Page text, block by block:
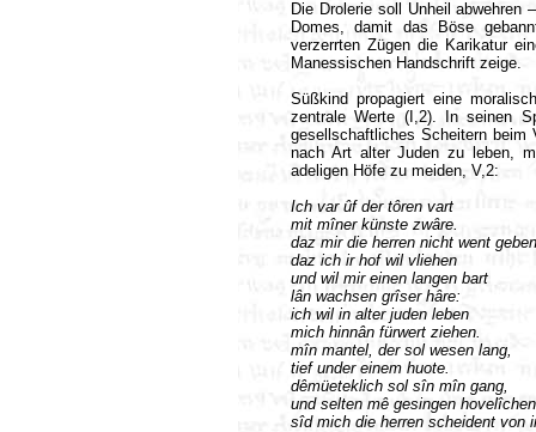
Die Drolerie soll Unheil abwehren
Domes, damit das Böse
verzerrten Zügen die Karikatur
Manessischen Handschrift zeige.
Süßkind propagiert eine
zentrale Werte (I,2). In seinen
gesellschaftliches Scheitern
nach Art alter Juden zu leben,
adeligen Höfe zu meiden, V,2:
Ich var ûf der tôren vart
mit mîner künste zwâre.
daz mir die herren nicht went
daz ich ir hof wil vliehen
und wil mir einen langen bart
lân wachsen grîser hâre:
ich wil in alter juden leben
mich hinnân fürwert ziehen.
mîn mantel, der sol wesen lang,
tief under einem huote.
dêmüeteklich sol sîn mîn gang,
und selten mê gesingen
sîd mich die herren scheident von